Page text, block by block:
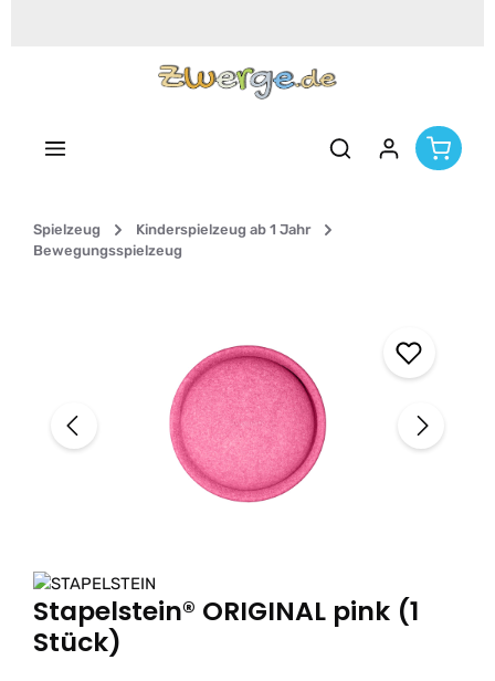
Spielzeug
Kinderspielzeug ab 1 Jahr
Bewegungsspielzeug
Stapelstein® ORIGINAL pink (1
Stück)